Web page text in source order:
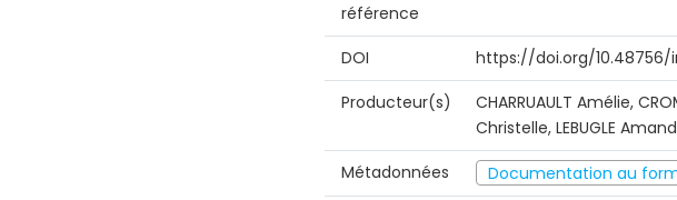
référence
DOI
https://doi.org/10.48756/
Producteur(s)
CHARRUAULT Amélie,
Christelle, LEBUGLE
Métadonnées
Documentation au